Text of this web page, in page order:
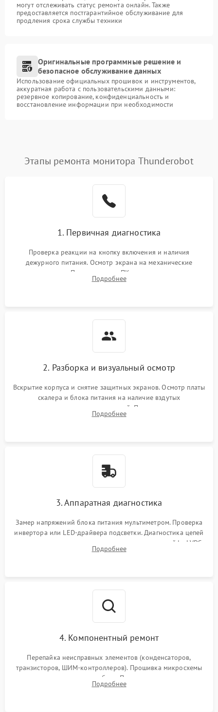
могут отслеживать статус ремонта онлайн. Также
предоставляется постгарантийное обслуживание для
продления срока службы техники
Оригинальные программные решение и
безопасное обслуживание данных
Использование официальных прошивок и инструментов,
аккуратная работа с пользовательскими данными:
резервное копирование, конфиденциальность и
восстановление информации при необходимости
Этапы ремонта монитора Thunderobot
1. Первичная диагностика
Проверка реакции на кнопку включения и наличия
дежурного питания. Осмотр экрана на механические
повреждения. Подключение к ПК для оценки вывода
изображения, работы подсветки и выявления артефактов на
Подробнее
2. Разборка и визуальный осмотр
Вскрытие корпуса и снятие защитных экранов. Осмотр платы
скалера и блока питания на наличие вздутых
конденсаторов, прогаров, окислений. Проверка надежности
контактов и целостности шлейфов матрицы.
Подробнее
3. Аппаратная диагностика
Замер напряжений блока питания мультиметром. Проверка
инвертора или LED-драйвера подсветки. Диагностика цепей
питания скалера и тестирование сигналов на шлейфе LVDS
Подробнее
4. Компонентный ремонт
Перепайка неисправных элементов (конденсаторов,
транзисторов, ШИМ-контроллеров). Прошивка микросхемы
памяти при программных сбоях. При поломке подсветки —
разборка матрицы и замена выгоревших светодиодов.
Подробнее